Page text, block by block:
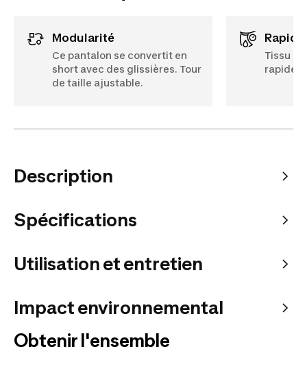
Modularité
Ce pantalon se convertit en
short avec des glissières. Tour
de taille ajustable.
Tissu
Description
Spécifications
Utilisation et entretien
Impact environnemental
Obtenir l'ensemble